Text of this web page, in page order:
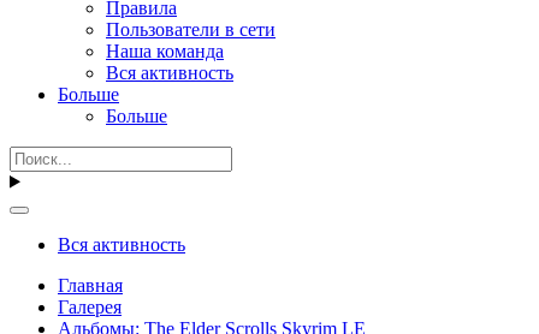
Правила
Пользователи в сети
Наша команда
Вся активность
Больше
Больше
Вся активность
Главная
Галерея
Альбомы: The Elder Scrolls Skyrim LE